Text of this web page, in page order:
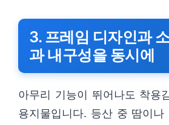
3. 프레임 디자인과
과 내구성을 동시에
아무리 기능이 뛰어나도 착용
용지물입니다. 등산 중 땀이나